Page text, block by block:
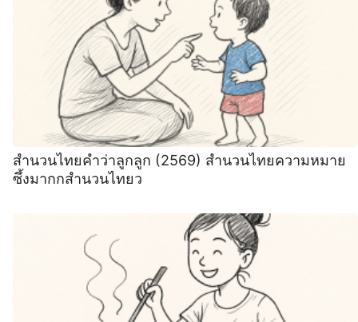
สำนวนไทยคำว่าลูกลูก (2569) สำนวนไทยความหมาย
ซึ้งมากกสำนวนไทยว